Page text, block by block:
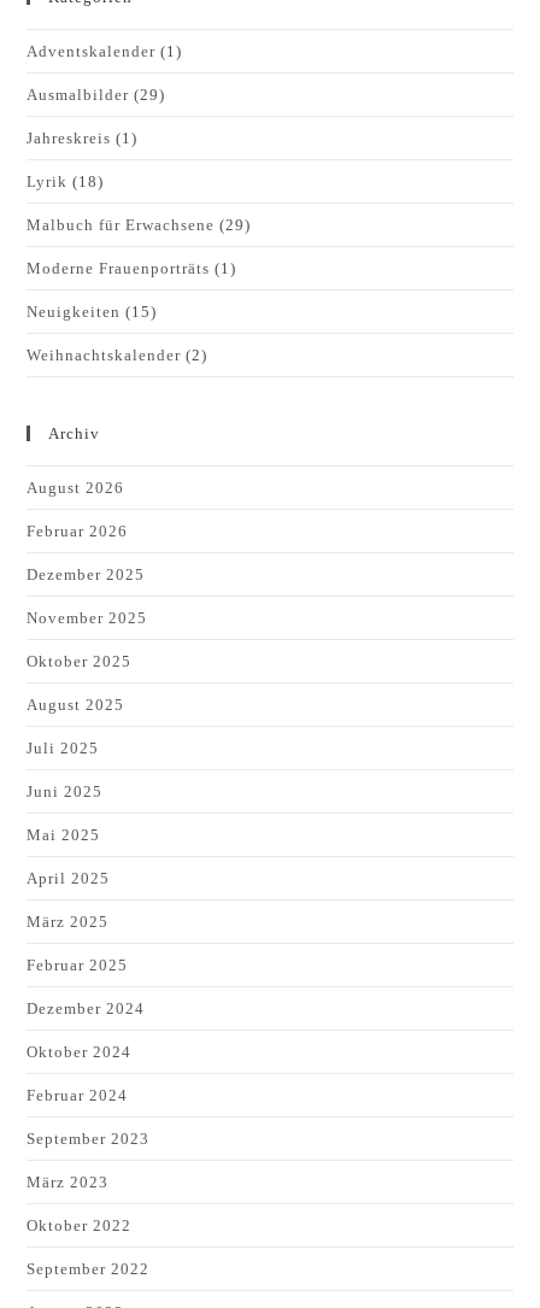
Adventskalender (1)
Ausmalbilder (29)
Jahreskreis (1)
Lyrik (18)
Malbuch für Erwachsene (29)
Moderne Frauenporträts (1)
Neuigkeiten (15)
Weihnachtskalender (2)
Archiv
August 2026
Februar 2026
Dezember 2025
November 2025
Oktober 2025
August 2025
Juli 2025
Juni 2025
Mai 2025
April 2025
März 2025
Februar 2025
Dezember 2024
Oktober 2024
Februar 2024
September 2023
März 2023
Oktober 2022
September 2022